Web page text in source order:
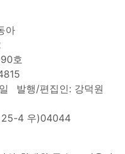
아
호
발행/편집인: 강덕원
25-4 우)04044